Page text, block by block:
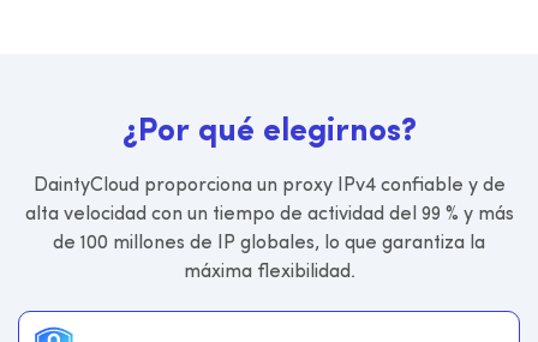
¿Por qué elegirnos?
DaintyCloud proporciona un proxy IPv4 confiable y de
alta velocidad con un tiempo de actividad del 99 % y más
de 100 millones de IP globales, lo que garantiza la
máxima flexibilidad.